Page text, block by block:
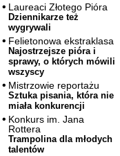
Laureaci Złotego Pióra
Dziennikarze też
wygrywali
Felietonowa ekstraklasa
Najostrzejsze pióra i
sprawy, o których mówili
wszyscy
Mistrzowie reportażu
Sztuka pisania, która nie
miała konkurencji
Konkurs im. Jana
Rottera
Trampolina dla młodych
talentów